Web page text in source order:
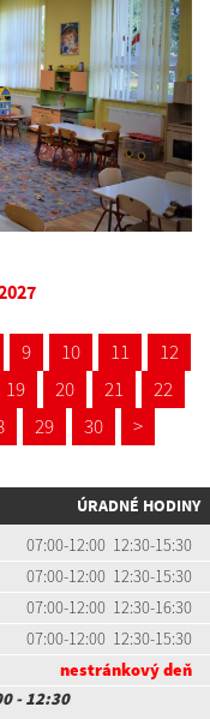
9 10 11
12
19 20 21
22
29 30 >
ÚRADNÉ HODINY
07:00-12:00 12:30-15:30
07:00-12:00 12:30-15:30
07:00-12:00 12:30-16:30
07:00-12:00 12:30-15:30
nestránkový deň
- 12:30